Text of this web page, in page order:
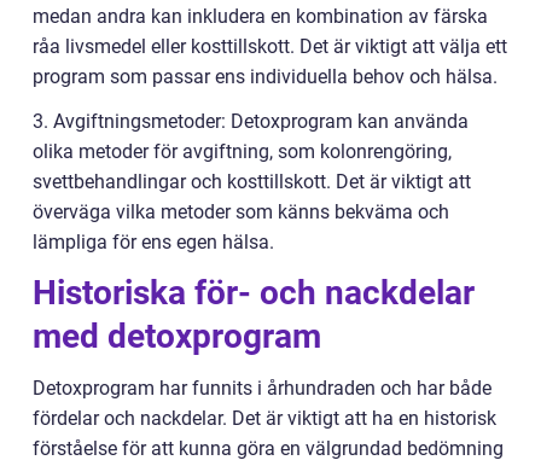
medan andra kan inkludera en kombination av färska
råa livsmedel eller kosttillskott. Det är viktigt att välja ett
program som passar ens individuella behov och hälsa.
3. Avgiftningsmetoder: Detoxprogram kan använda
olika metoder för avgiftning, som kolonrengöring,
svettbehandlingar och kosttillskott. Det är viktigt att
överväga vilka metoder som känns bekväma och
lämpliga för ens egen hälsa.
Historiska för- och nackdelar
med detoxprogram
Detoxprogram har funnits i århundraden och har både
fördelar och nackdelar. Det är viktigt att ha en historisk
förståelse för att kunna göra en välgrundad bedömning